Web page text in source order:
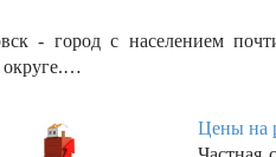
- город с населением
округе.…
Цены на